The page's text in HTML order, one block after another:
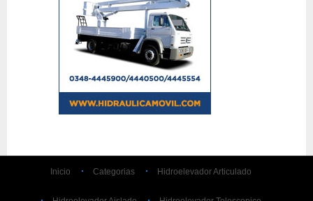
Inicio Categorias Hidroelevador Articulado